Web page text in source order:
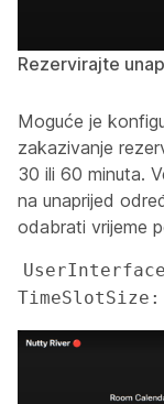
Rezervirajte
Moguće je
zakazivanje
30 ili 60 minuta.
na unaprijed
odabrati vrijeme